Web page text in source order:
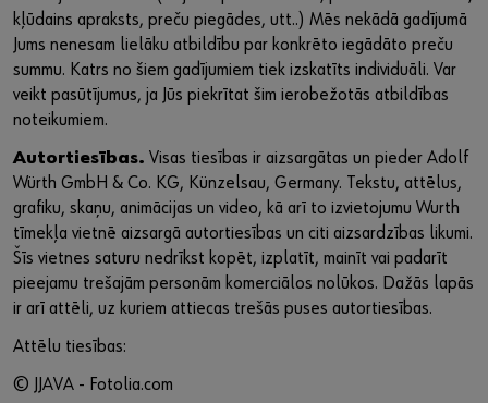
kļūdains apraksts, preču piegādes, utt..) Mēs nekādā gadījumā
Jums nenesam lielāku atbildību par konkrēto iegādāto preču
summu. Katrs no šiem gadījumiem tiek izskatīts individuāli. Var
veikt pasūtījumus, ja Jūs piekrītat šim ierobežotās atbildības
noteikumiem.
Autortiesības. Visas tiesības ir aizsargātas un pieder Adolf
Würth GmbH & Co. KG, Künzelsau, Germany. Tekstu, attēlus,
grafiku, skaņu, animācijas un video, kā arī to izvietojumu Wurth
tīmekļa vietnē aizsargā autortiesības un citi aizsardzības likumi.
Šīs vietnes saturu nedrīkst kopēt, izplatīt, mainīt vai padarīt
pieejamu trešajām personām komerciālos nolūkos. Dažās lapās
ir arī attēli, uz kuriem attiecas trešās puses autortiesības.
Attēlu tiesības:
© JJAVA - Fotolia.com